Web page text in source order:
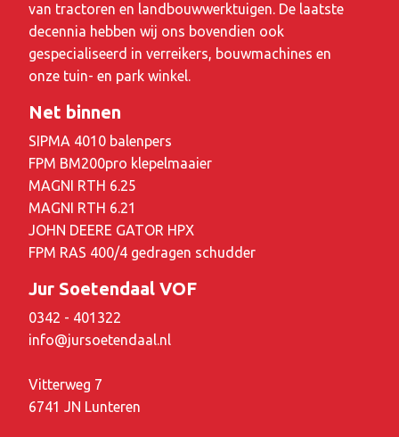
van tractoren en landbouwwerktuigen. De laatste
decennia hebben wij ons bovendien ook
gespecialiseerd in verreikers, bouwmachines en
onze tuin- en park winkel.
Net binnen
SIPMA 4010 balenpers
FPM BM200pro klepelmaaier
MAGNI RTH 6.25
MAGNI RTH 6.21
JOHN DEERE GATOR HPX
FPM RAS 400/4 gedragen schudder
Jur Soetendaal VOF
0342 - 401322
info@jursoetendaal.nl
Vitterweg 7
6741 JN Lunteren